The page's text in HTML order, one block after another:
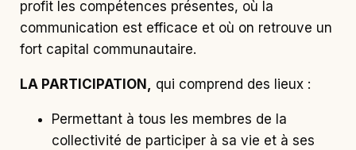
profit les compétences présentes, où la
communication est efficace et où on retrouve un
fort capital communautaire.
LA PARTICIPATION, qui comprend des lieux :
Permettant à tous les membres de la
collectivité de participer à sa vie et à ses